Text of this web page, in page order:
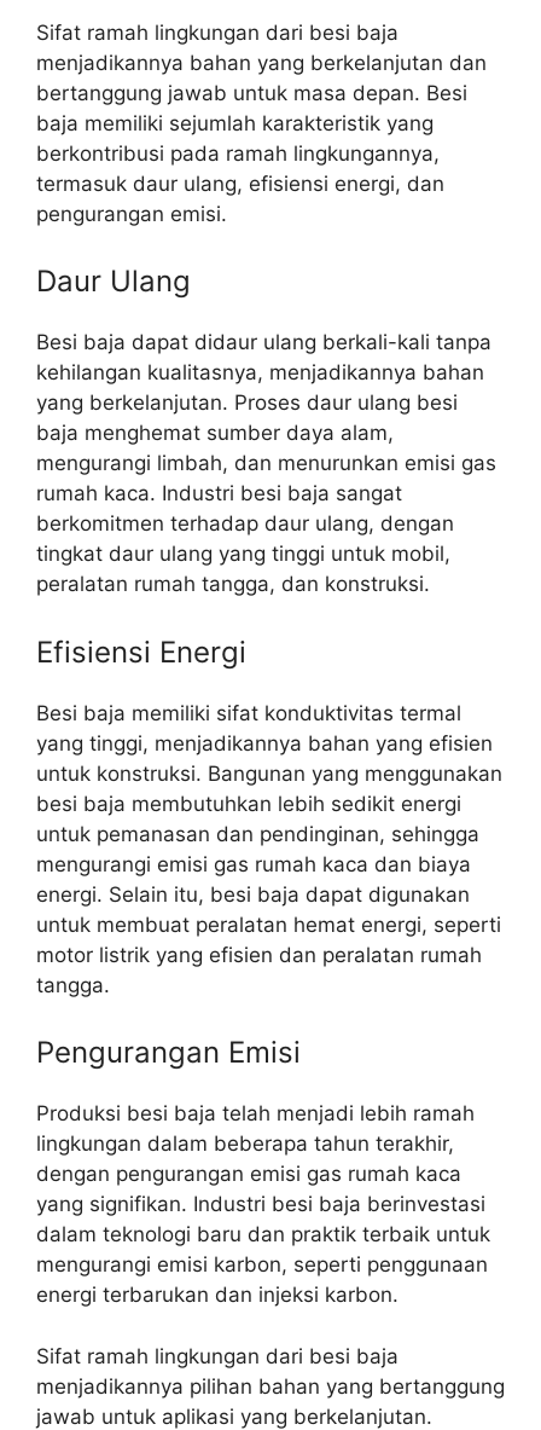
Sifat ramah lingkungan dari besi baja
menjadikannya bahan yang berkelanjutan dan
bertanggung jawab untuk masa depan. Besi
baja memiliki sejumlah karakteristik yang
berkontribusi pada ramah lingkungannya,
termasuk daur ulang, efisiensi energi, dan
pengurangan emisi.
Daur Ulang
Besi baja dapat didaur ulang berkali-kali tanpa
kehilangan kualitasnya, menjadikannya bahan
yang berkelanjutan. Proses daur ulang besi
baja menghemat sumber daya alam,
mengurangi limbah, dan menurunkan emisi gas
rumah kaca. Industri besi baja sangat
berkomitmen terhadap daur ulang, dengan
tingkat daur ulang yang tinggi untuk mobil,
peralatan rumah tangga, dan konstruksi.
Efisiensi Energi
Besi baja memiliki sifat konduktivitas termal
yang tinggi, menjadikannya bahan yang efisien
untuk konstruksi. Bangunan yang menggunakan
besi baja membutuhkan lebih sedikit energi
untuk pemanasan dan pendinginan, sehingga
mengurangi emisi gas rumah kaca dan biaya
energi. Selain itu, besi baja dapat digunakan
untuk membuat peralatan hemat energi, seperti
motor listrik yang efisien dan peralatan rumah
tangga.
Pengurangan Emisi
Produksi besi baja telah menjadi lebih ramah
lingkungan dalam beberapa tahun terakhir,
dengan pengurangan emisi gas rumah kaca
yang signifikan. Industri besi baja berinvestasi
dalam teknologi baru dan praktik terbaik untuk
mengurangi emisi karbon, seperti penggunaan
energi terbarukan dan injeksi karbon.
Sifat ramah lingkungan dari besi baja
menjadikannya pilihan bahan yang bertanggung
jawab untuk aplikasi yang berkelanjutan.